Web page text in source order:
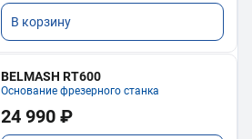
В корзину
BELMASH RT600
Основание фрезерного станка
24 990 ₽